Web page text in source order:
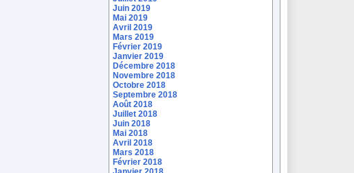
Juin 2019
Mai 2019
Avril 2019
Mars 2019
Février 2019
Janvier 2019
Décembre 2018
Novembre 2018
Octobre 2018
Septembre 2018
Août 2018
Juillet 2018
Juin 2018
Mai 2018
Avril 2018
Mars 2018
Février 2018